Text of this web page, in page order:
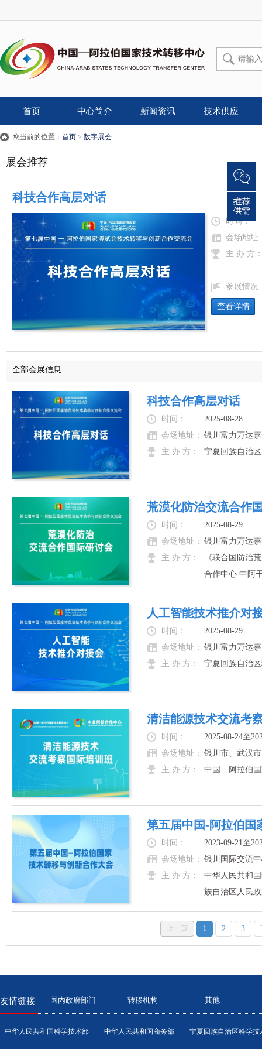
首页 中心简介 新闻资讯 技术供应
您当前的位置： 首页 > 数字展会
展会推荐
科技合作高层对话
时间：
会场地址
主 办 方
参展情况
查看详情
全部会展信息
科技合作高层对话
时间：
2025-08-28
会场地址： 银川富力万达
主 办 方：
宁夏回族自治
荒漠化防治交流合作
时间：
2025-08-29
会场地址： 银川富力万达
主 办 方：
《联合国防治
合作中心 中阿
人工智能技术推介对
时间：
2025-08-29
会场地址： 银川富力万达
主 办 方：
宁夏回族自治
清洁能源技术交流考
时间：
2025-08-24至
会场地址： 银川市、武汉市
主 办 方：
中国—阿拉伯国
第五届中国-阿拉伯国
时间：
2023-09-21至
会场地址： 银川国际交流
主 办 方：
中华人民共和
族自治区人民
上一页 1 2 3
友情链接 国内政府部门 转移机构 其他
中华人民共和国科学技术部 中华人民共和国商务部 宁夏回族自治区科学技